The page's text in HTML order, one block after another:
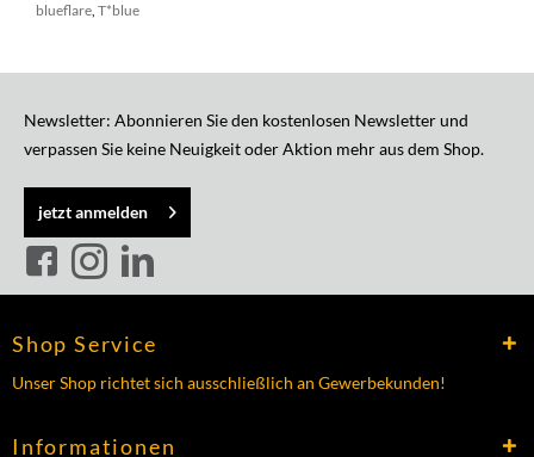
blueflare, T*blue
Newsletter: Abonnieren Sie den kostenlosen Newsletter und
verpassen Sie keine Neuigkeit oder Aktion mehr aus dem Shop.
jetzt anmelden
Shop Service
Unser Shop richtet sich ausschließlich an Gewerbekunden!
Informationen